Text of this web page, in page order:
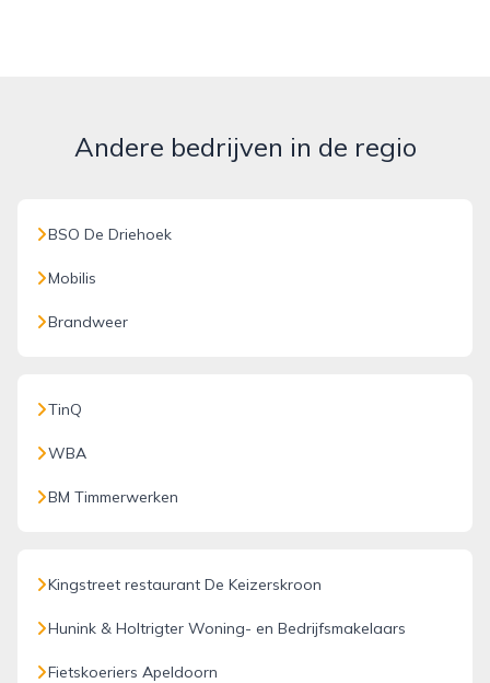
Andere bedrijven in de regio
BSO De Driehoek
Mobilis
Brandweer
TinQ
WBA
BM Timmerwerken
Kingstreet restaurant De Keizerskroon
Hunink & Holtrigter Woning- en Bedrijfsmakelaars
Fietskoeriers Apeldoorn